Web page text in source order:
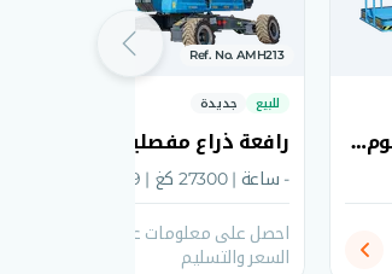
AB15J رافعة ذراع مفصلية سينوبوم 2026
Ref. No. AMH213
للبيع جديدة
- ساعة | 27300 كغ | 99 حصان
احصل على معلومات عن التوفر،
السعر والتسليم